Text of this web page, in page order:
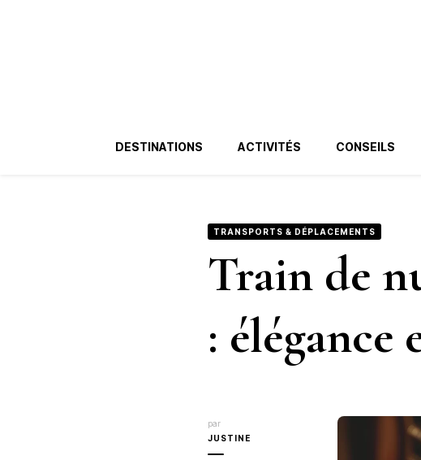
DESTINATIONS ACTIVITÉS CONSEILS
TRANSPORTS & DÉPLACEMENTS
Train de
: élégance
par
JUSTINE